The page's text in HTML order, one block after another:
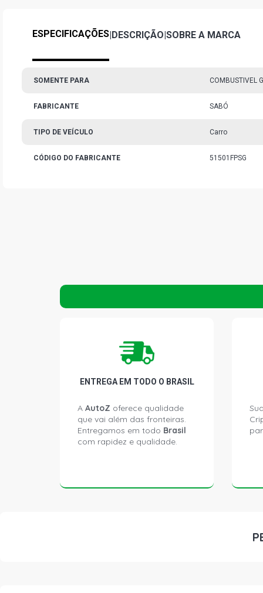
ESPECIFICAÇÕES|DESCRIÇÃO|SOBRE A MARCA
SOMENTE PARA COMBUSTIVEL
FABRICANTE SABÓ
TIPO DE VEÍCULO Carro
CÓDIGO DO FABRICANTE 51501FPSG
ENTREGA EM TODO O BRASIL
A AutoZ oferece qualidade
que vai além das fronteiras.
Entregamos em todo Brasil
com rapidez e qualidade.